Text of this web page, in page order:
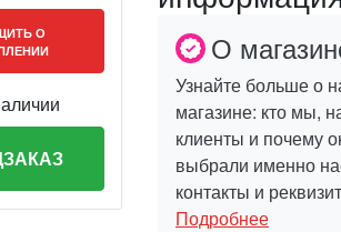
О
О
Узнайте больше о
магазине: кто мы,
клиенты и почему
выбрали именно
контакты и
Подробнее